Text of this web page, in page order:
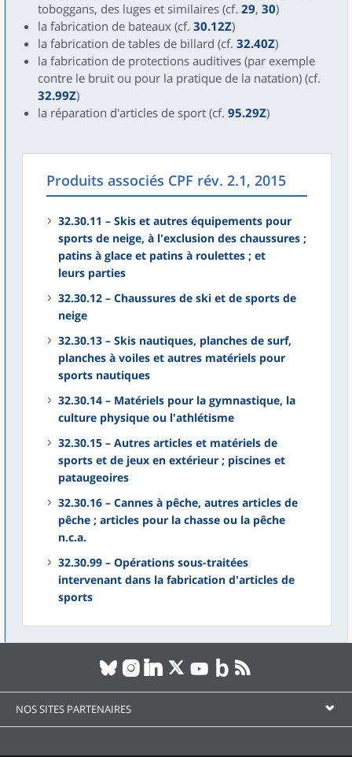
toboggans, des luges et similaires (cf. 29, 30)
la fabrication de bateaux (cf. 30.12Z)
la fabrication de tables de billard (cf. 32.40Z)
la fabrication de protections auditives (par exemple
contre le bruit ou pour la pratique de la natation) (cf.
32.99Z)
la réparation d'articles de sport (cf. 95.29Z)
Produits associés CPF rév. 2.1, 2015
32.30.11 – Skis et autres équipements pour
sports de neige, à l'exclusion des chaussures ;
patins à glace et patins à roulettes ; et
leurs parties
32.30.12 – Chaussures de ski et de sports de
neige
32.30.13 – Skis nautiques, planches de surf,
planches à voiles et autres matériels pour
sports nautiques
32.30.14 – Matériels pour la gymnastique, la
culture physique ou l'athlétisme
32.30.15 – Autres articles et matériels de
sports et de jeux en extérieur ; piscines et
pataugeoires
32.30.16 – Cannes à pêche, autres articles de
pêche ; articles pour la chasse ou la pêche
n.c.a.
32.30.99 – Opérations sous-traitées
intervenant dans la fabrication d'articles de
sports
NOS SITES PARTENAIRES